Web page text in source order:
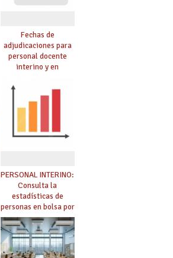
Fechas de
adjudicaciones para
personal docente
interino y en
debes saber
PERSONAL INTERINO:
Consulta la
estadísticas de
personas en bolsa por
cuerpo, especialidad
y tipo de bolsa para
el curso 26/27